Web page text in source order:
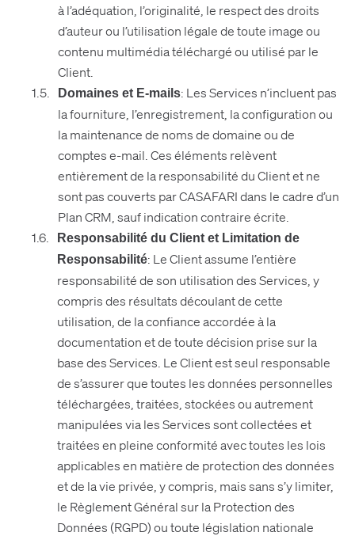
à l’adéquation, l’originalité, le respect des droits
d’auteur ou l’utilisation légale de toute image ou
contenu multimédia téléchargé ou utilisé par le
Client.
Domaines et E-mails: Les Services n’incluent pas
la fourniture, l’enregistrement, la configuration ou
la maintenance de noms de domaine ou de
comptes e-mail. Ces éléments relèvent
entièrement de la responsabilité du Client et ne
sont pas couverts par CASAFARI dans le cadre d’un
Plan CRM, sauf indication contraire écrite.
Responsabilité du Client et Limitation de
Responsabilité: Le Client assume l’entière
responsabilité de son utilisation des Services, y
compris des résultats découlant de cette
utilisation, de la confiance accordée à la
documentation et de toute décision prise sur la
base des Services. Le Client est seul responsable
de s’assurer que toutes les données personnelles
téléchargées, traitées, stockées ou autrement
manipulées via les Services sont collectées et
traitées en pleine conformité avec toutes les lois
applicables en matière de protection des données
et de la vie privée, y compris, mais sans s’y limiter,
le Règlement Général sur la Protection des
Données (RGPD) ou toute législation nationale